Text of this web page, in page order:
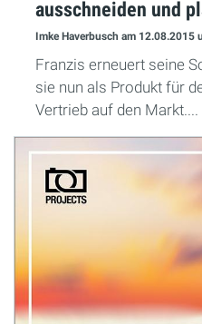
ausschneiden und
Imke Haverbusch am 12.08.2015
Franzis erneuert seine
sie nun als Produkt für
Vertrieb auf den Markt....